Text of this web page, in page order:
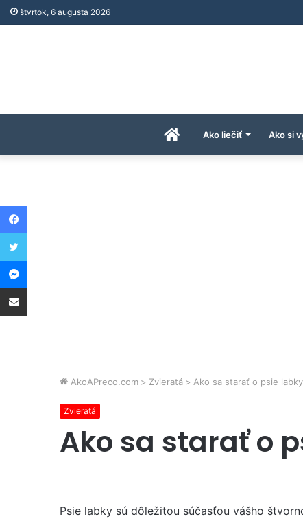
štvrtok, 6 augusta 2026
ÚvodnáAko liečiť Ako si
AkoAPreco.com > Zvieratá > Ako sa starať o psie
Zvieratá
Ako sa starať o
Psie labky sú dôležitou súčasťou vášho
Facebook
Twitter
Messenger
Share via Email